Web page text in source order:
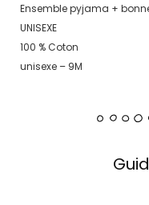
Ensemble pyjama + bonnet
UNISEXE
100 % Coton
unisexe – 9M